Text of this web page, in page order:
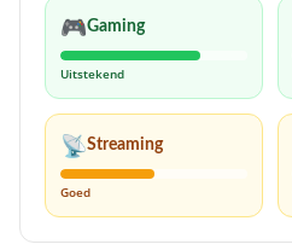
🎮Gaming
Uitstekend
📡Streaming
Goed